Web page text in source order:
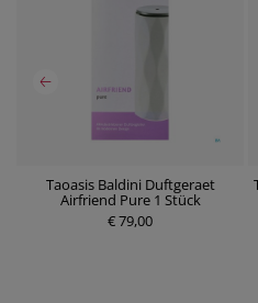
Taoasis Baldini Duftgeraet
Airfriend Pure 1 Stück
€ 79,00